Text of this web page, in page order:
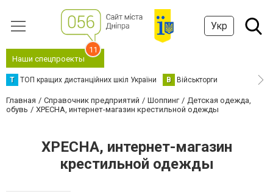
Укр
Наши спецпроекты
11
Т ТОП кращих дистанційних шкіл України В Військторги
Главная Справочник предприятий Шоппинг
Детская одежда,
обувь
ХРЕСНА, интернет-магазин крестильной одежды
ХРЕСНА, интернет-магазин
крестильной одежды